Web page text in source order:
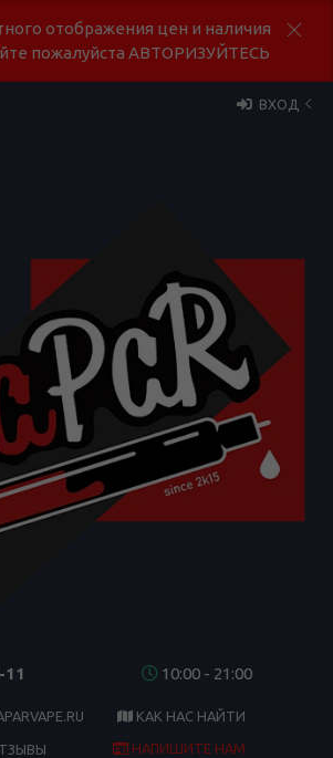
отображения цен и наличия
пожалуйста АВТОРИЗУЙТЕСЬ
ВХОД
10:00 - 21:00
КАК НАС НАЙТИ
НАПИШИТЕ НАМ